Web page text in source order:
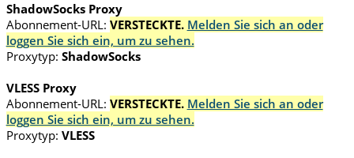
ShadowSocks Proxy
Abonnement-URL: VERSTECKTE. Melden Sie sich an oder
loggen Sie sich ein, um zu sehen.
Proxytyp: ShadowSocks
VLESS Proxy
Abonnement-URL: VERSTECKTE. Melden Sie sich an oder
loggen Sie sich ein, um zu sehen.
Proxytyp: VLESS